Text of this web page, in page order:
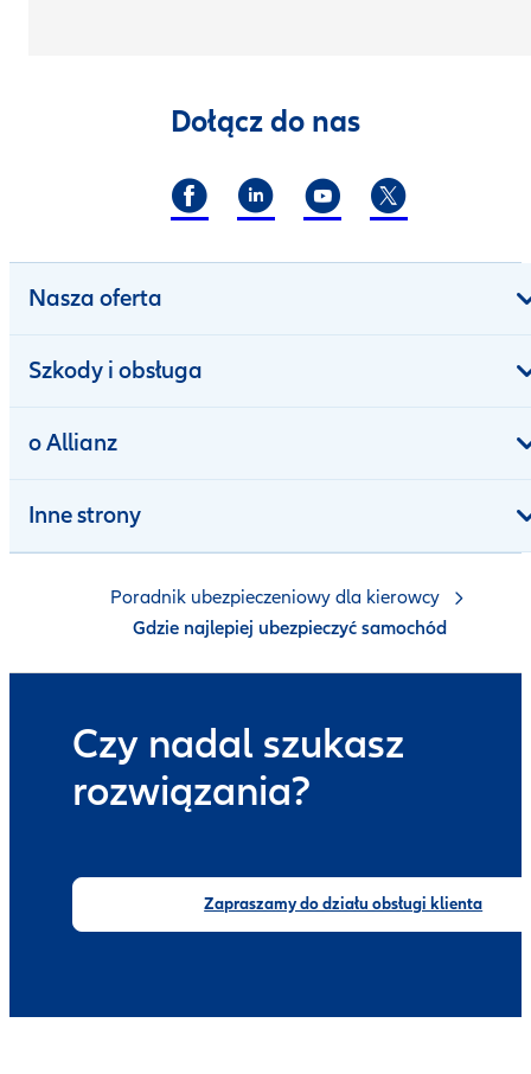
Dołącz do nas
Nasza oferta
Szkody i obsługa
o Allianz
Inne strony
Czy nadal szukasz
rozwiązania?
Zapraszamy do działu obsługi klienta
Poradnik ubezpieczeniowy dla kierowcy
Gdzie najlepiej ubezpieczyć samochód